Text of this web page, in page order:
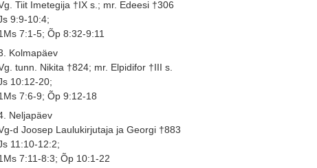
Tiit Imetegija †IX s.; mr. Edeesi †306
9:9-10:4;
7:1-5; Õp 8:32-9:11
Kolmapäev
tunn. Nikita †824; mr. Elpidifor †III s.
10:12-20;
7:6-9; Õp 9:12-18
Neljapäev
d Joosep Laulukirjutaja ja Georgi †883
11:10-12:2;
7:11-8:3; Õp 10:1-22